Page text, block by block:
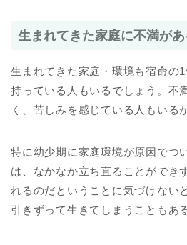
生まれてきた家庭に不満があ
生まれてきた家庭・環境も宿命の
持っている人もいるでしょう。不
く、苦しみを感じている人もいる
特に幼少期に家庭環境が原因でつ
は、なかなか立ち直ることができ
れるのだということに気づけない
引きずって生きてしまうこともあ